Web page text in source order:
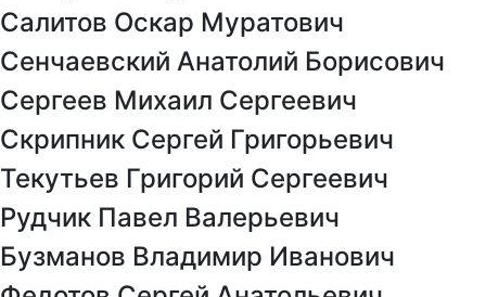
Салитов Оскар Муратович
Сенчаевский Анатолий Борисович
Сергеев Михаил Сергеевич
Скрипник Сергей Григорьевич
Текутьев Григорий Сергеевич
Рудчик Павел Валерьевич
Бузманов Владимир Иванович